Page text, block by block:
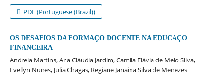
PDF (Portuguese (Brazil))
OS DESAFIOS DA FORMAÇO DOCENTE NA EDUCAÇO
FINANCEIRA
Andreia Martins, Ana Cláudia Jardim, Camila Flávia de Melo Silva,
Evellyn Nunes, Julia Chagas, Regiane Janaina Silva de Menezes